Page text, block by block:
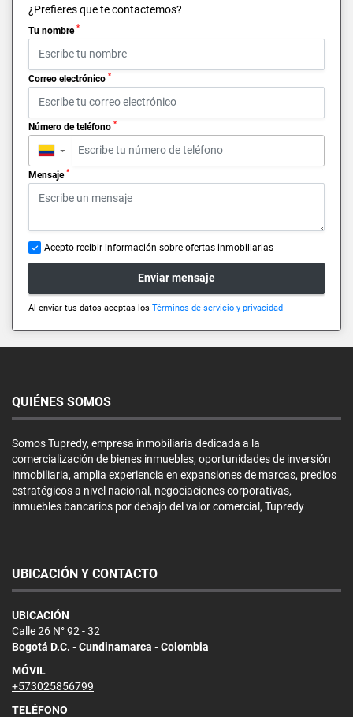
¿Prefieres que te contactemos?
Tu nombre *
Correo electrónico *
Número de teléfono *
▼
Mensaje *
Acepto recibir información sobre ofertas inmobiliarias
Enviar mensaje
Al enviar tus datos aceptas los Términos de servicio y privacidad
QUIÉNES SOMOS
Somos Tupredy, empresa inmobiliaria dedicada a la
comercialización de bienes inmuebles, oportunidades de inversión
inmobiliaria, amplia experiencia en expansiones de marcas, predios
estratégicos a nivel nacional, negociaciones corporativas,
inmuebles bancarios por debajo del valor comercial, Tupredy
UBICACIÓN Y CONTACTO
UBICACIÓN
Calle 26 N° 92 - 32
Bogotá D.C. - Cundinamarca - Colombia
MÓVIL
+573025856799
TELÉFONO